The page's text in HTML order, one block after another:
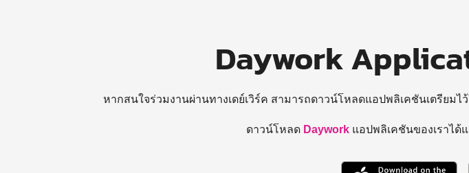
Daywork
หากสนใจร่วมงานผ่านทางเดย์เวิร์ค สามารถดาวน์โหลดแอปพลิเคชันเตรียมไ
ดาวน์โหลด Daywork แอปพลิเคชันของเราได้